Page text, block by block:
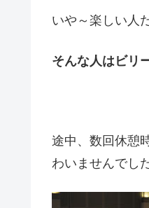
いや～楽しい人
そんな人はビリ
途中、数回休憩
わいませんでし